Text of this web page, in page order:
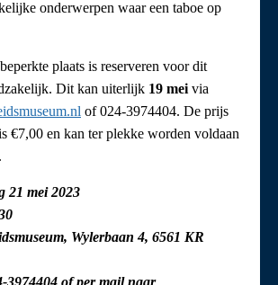
onderwerpen waar een taboe op
plaats is reserveren voor dit
Dit kan uiterlijk 19 mei via
of 024-3974404. De prijs
€7,00 en kan ter plekke worden voldaan
21 mei 2023
Wylerbaan 4, 6561 KR
3974404 of per mail naar